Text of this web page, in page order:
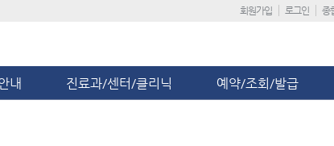
회원가입 로그인 종
내 진료과/센터/클리닉 예약/조회/발급